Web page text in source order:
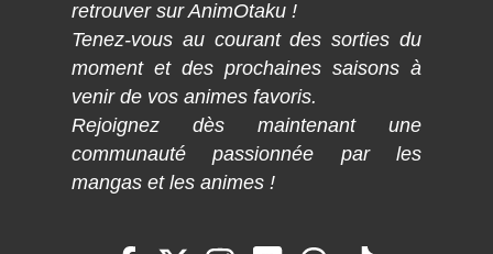
retrouver sur AnimOtaku !
Tenez-vous au courant des sorties du
moment et des prochaines saisons à
venir de vos animes favoris.
Rejoignez dès maintenant une
communauté passionnée par les
mangas et les animes !